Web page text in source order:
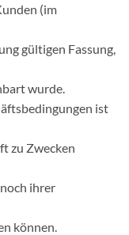
(im
gültigen Fassung,
wurde.
ist
zu Zwecken
ihrer
können.